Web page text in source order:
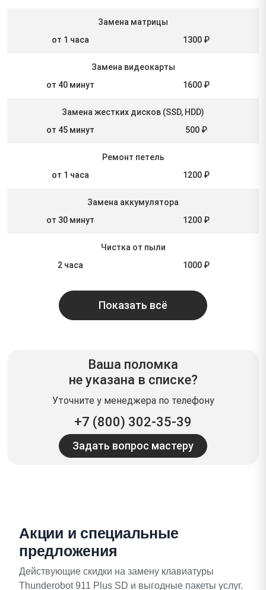
Замена матрицы
от 1 часа
1300 ₽
Замена видеокарты
от 40 минут
1600 ₽
Замена жестких дисков (SSD, HDD)
от 45 минут
500 ₽
Ремонт петель
от 1 часа
1200 ₽
Замена аккумулятора
от 30 минут
1200 ₽
Чистка от пыли
2 часа
1000 ₽
Показать всё
Ваша поломка
не указана в списке?
Уточните у менеджера по телефону
+7 (800) 302-35-39
Задать вопрос мастеру
Акции и специальные
предложения
Действующие скидки на замену клавиатуры
Thunderobot 911 Plus SD и выгодные пакеты услуг.